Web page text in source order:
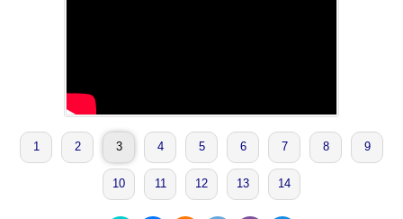
1 2 3 4 5 6 7 8 9
10 11 12 13 14